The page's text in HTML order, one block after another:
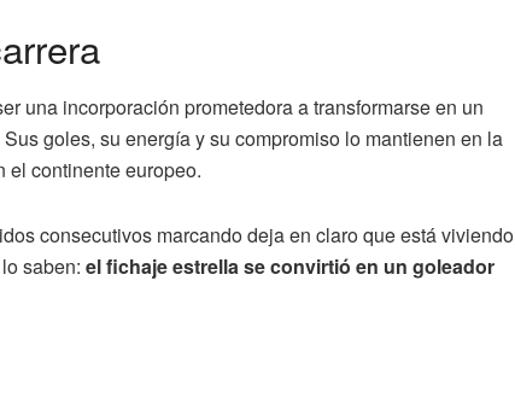
una incorporación prometedora a transformarse en un
Sus goles, su energía y su compromiso lo mantienen en la
el continente europeo.
consecutivos marcando deja en claro que está viviendo
saben: el fichaje estrella se convirtió en un goleador